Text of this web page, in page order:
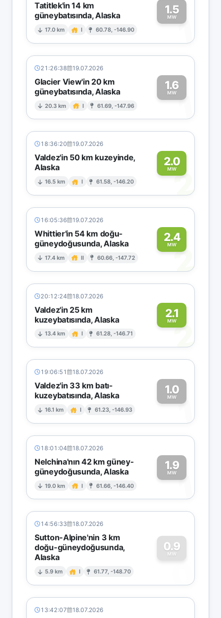
Tatitlek'in 14 km
güneybatısında, Alaska
17.0 km I 60.78, -146.90
1.5
MW1
21:26:38 19.07.2026
Glacier View'in 20 km
güneybatısında, Alaska
20.3 km I 61.69, -147.96
1.6
MW1
18:36:20 19.07.2026
Valdez'in 50 km kuzeyinde,
Alaska
16.5 km I 61.58, -146.20
2.0
MW2
16:05:36 19.07.2026
Whittier'in 54 km doğu-
güneydoğusunda, Alaska
17.4 km II 60.66, -147.72
2.4
MW2
20:12:24 18.07.2026
Valdez'in 25 km
kuzeybatısında, Alaska
13.4 km I 61.28, -146.71
2.1
MW2
19:06:51 18.07.2026
Valdez'in 33 km batı-
kuzeybatısında, Alaska
16.1 km I 61.23, -146.93
1.0
MW1
18:01:04 18.07.2026
Nelchina'nın 42 km güney-
güneydoğusunda, Alaska
19.0 km I 61.66, -146.40
1.9
MW1
14:56:33 18.07.2026
Sutton-Alpine'nin 3 km
doğu-güneydoğusunda,
Alaska
5.9 km I 61.77, -148.70
0.9
MW
0
13:42:07 18.07.2026